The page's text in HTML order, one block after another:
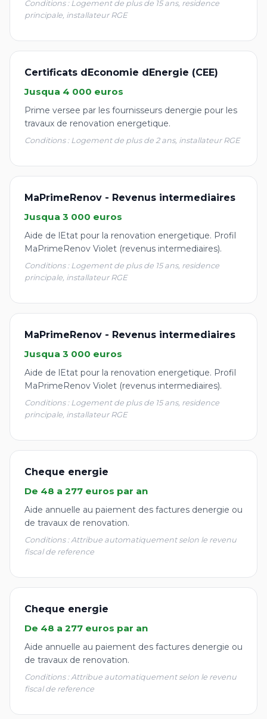
Conditions : Logement de plus de 15 ans, residence
principale, installateur RGE
Certificats dEconomie dEnergie (CEE)
Jusqua 4 000 euros
Prime versee par les fournisseurs denergie pour les
travaux de renovation energetique.
Conditions : Logement de plus de 2 ans, installateur RGE
MaPrimeRenov - Revenus intermediaires
Jusqua 3 000 euros
Aide de lEtat pour la renovation energetique. Profil
MaPrimeRenov Violet (revenus intermediaires).
Conditions : Logement de plus de 15 ans, residence
principale, installateur RGE
MaPrimeRenov - Revenus intermediaires
Jusqua 3 000 euros
Aide de lEtat pour la renovation energetique. Profil
MaPrimeRenov Violet (revenus intermediaires).
Conditions : Logement de plus de 15 ans, residence
principale, installateur RGE
Cheque energie
De 48 a 277 euros par an
Aide annuelle au paiement des factures denergie ou
de travaux de renovation.
Conditions : Attribue automatiquement selon le revenu
fiscal de reference
Cheque energie
De 48 a 277 euros par an
Aide annuelle au paiement des factures denergie ou
de travaux de renovation.
Conditions : Attribue automatiquement selon le revenu
fiscal de reference